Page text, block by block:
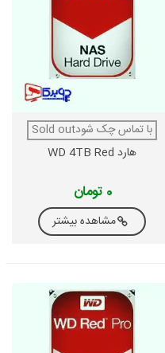
با تماس چک شودSold out
هارد WD 4TB Red
0 تومان
مشاهده بیشتر